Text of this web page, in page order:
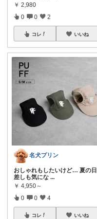
￥ 2,980
0 0 2
コレ いいね
名犬プリン
おしゃれもしたいけど… 夏の日
差しも気にな ...
￥ 4,950～
0 0 4
コレ いいね